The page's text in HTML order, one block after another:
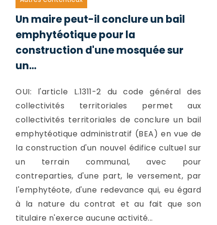
Un maire peut-il conclure un bail
emphytéotique pour la
construction d'une mosquée sur
un...
OUI: l'article L.1311-2 du code général des
collectivités territoriales permet aux
collectivités territoriales de conclure un bail
emphytéotique administratif (BEA) en vue de
la construction d'un nouvel édifice cultuel sur
un terrain communal, avec pour
contreparties, d'une part, le versement, par
l'emphytéote, d'une redevance qui, eu égard
à la nature du contrat et au fait que son
titulaire n'exerce aucune activité...